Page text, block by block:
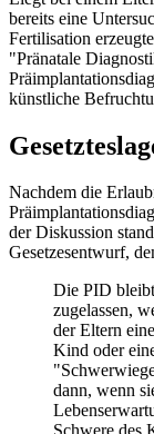
bereits eine
Fertilisation
"Pränatale
künstliche
Nachdem die
der Diskussion
Gesetzesentwurf,
Die PID
zugelassen,
der Eltern
Kind oder
dann, wenn